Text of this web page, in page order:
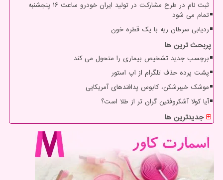
ثبت نام در طرح مشارکت در تولید ایران خودرو ساعت ۱۶ پنجشنبه
تمام می شود
ردیابی سرطان ریه با یک قطره خون
پربحث ترین ها
برچسب جدید تشخیص بیماری را متحول می کند
پشت پرده حذف تلگرام از اپ استور
موشک خیبرشکن، کابوس پدافندهای آمریکایی
آیا کولا آشکروفتین گران تر از طلا است؟
جدیدترین ها